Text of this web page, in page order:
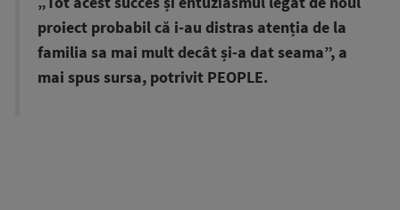
proiect probabil că i-au distras atenția de la
familia sa mai mult decât și-a dat seama”, a
mai spus sursa, potrivit PEOPLE.